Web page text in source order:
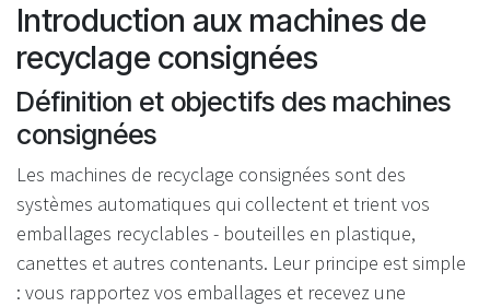
Introduction aux machines de
recyclage consignées
Définition et objectifs des machines
consignées
Les machines de recyclage consignées sont des
systèmes automatiques qui collectent et trient vos
emballages recyclables - bouteilles en plastique,
canettes et autres contenants. Leur principe est simple
: vous rapportez vos emballages et recevez une